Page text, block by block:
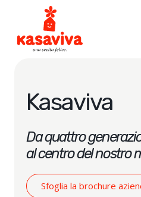
Kasaviva
Da quattro
al centro del nostro
Sfoglia la brochure